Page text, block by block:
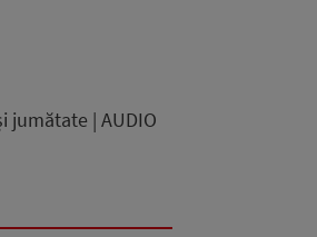
jumătate | AUDIO